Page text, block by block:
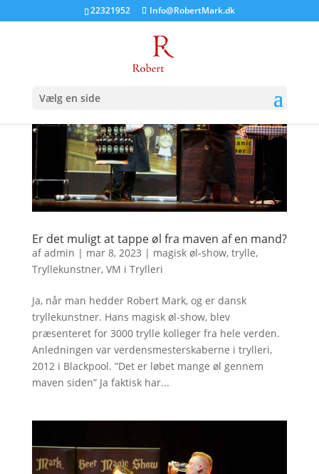
22321952 Info@RobertMark.dk
Vælg en side
Er det muligt at tappe øl fra maven af en mand?
afadmin | mar 8, 2023 | magisk øl-show, trylle,
Tryllekunstner, VM i Trylleri
Ja, når man hedder Robert Mark, og er dansk
tryllekunstner. Hans magisk øl-show, blev
præsenteret for 3000 trylle kolleger fra hele verden.
Anledningen var verdensmesterskaberne i trylleri,
2012 i Blackpool. ”Det er løbet mange øl gennem
maven siden” Ja faktisk har...